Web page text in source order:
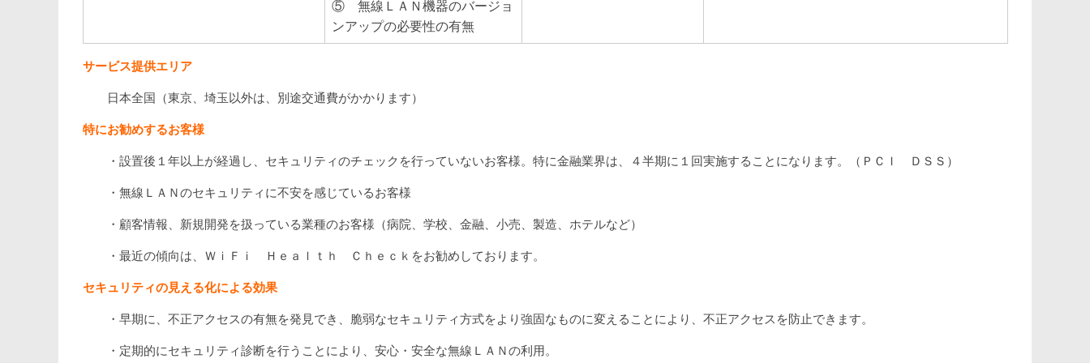
⑤ 無線ＬＡＮ機器のバージョ
ンアップの必要性の有無
サービス提供エリア
日本全国（東京、埼玉以外は、別途交通費がかかります）
特にお勧めするお客様
・設置後１年以上が経過し、セキュリティのチェックを行っていないお客様。特に金融業界は、４半期に１回実施することになります。（ＰＣＩ ＤＳＳ）
・無線ＬＡＮのセキュリティに不安を感じているお客様
・顧客情報、新規開発を扱っている業種のお客様（病院、学校、金融、小売、製造、ホテルなど）
・最近の傾向は、ＷｉＦｉ Ｈｅａｌｔｈ Ｃｈｅｃｋをお勧めしております。
セキュリティの見える化による効果
・早期に、不正アクセスの有無を発見でき、脆弱なセキュリティ方式をより強固なものに変えることにより、不正アクセスを防止できます。
・定期的にセキュリティ診断を行うことにより、安心・安全な無線ＬＡＮの利用。